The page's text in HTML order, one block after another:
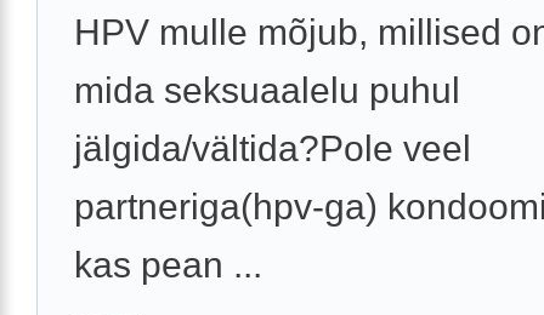
HPV mulle mõjub, millised
mida seksuaalelu puhul
jälgida/vältida?Pole veel
partneriga(hpv-ga)
kas pean ...